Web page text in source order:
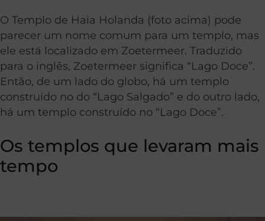
O Templo de Haia Holanda (foto acima) pode
parecer um nome comum para um templo, mas
ele está localizado em Zoetermeer. Traduzido
para o inglês, Zoetermeer significa “Lago Doce”.
Então, de um lado do globo, há um templo
construído no do “Lago Salgado” e do outro lado,
há um templo construído no “Lago Doce”.
Os templos que levaram mais
tempo